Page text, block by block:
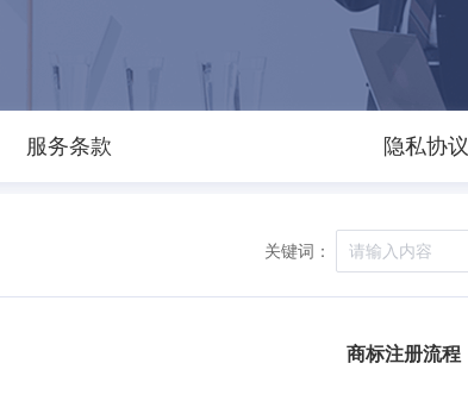
服务条款 隐私协议
关键词：
商标注册流程